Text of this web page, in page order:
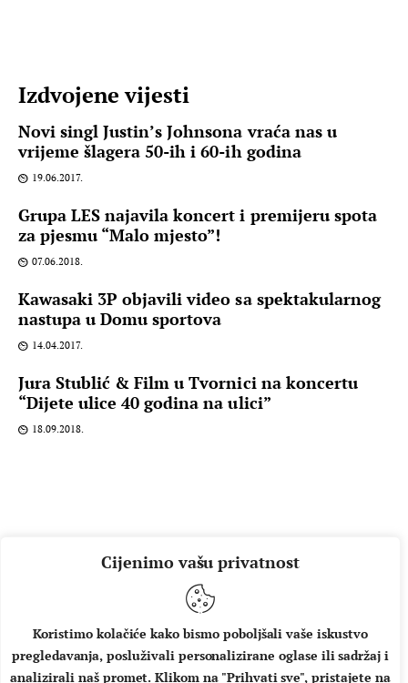
Cijenimo vašu privatnost
Koristimo kolačiće kako bismo poboljšali vaše iskustvo
pregledavanja, posluživali personalizirane oglase ili sadržaj i
analizirali naš promet. Klikom na "Prihvati sve", pristajete na
Izdvojene vijesti
Novi singl Justin’s Johnsona vraća nas u
vrijeme šlagera 50-ih i 60-ih godina
19.06.2017.
Grupa LES najavila koncert i premijeru spota
za pjesmu “Malo mjesto”!
07.06.2018.
Kawasaki 3P objavili video sa spektakularnog
nastupa u Domu sportova
14.04.2017.
Jura Stublić & Film u Tvornici na koncertu
“Dijete ulice 40 godina na ulici”
18.09.2018.
O NAMA IMPRESSUM UVJETI KORIŠTENJA